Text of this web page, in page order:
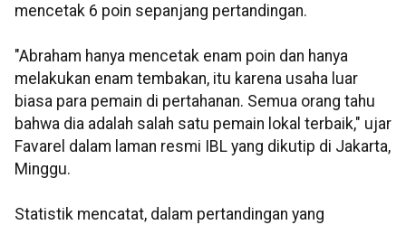
mencetak 6 poin sepanjang pertandingan.
"Abraham hanya mencetak enam poin dan hanya
melakukan enam tembakan, itu karena usaha luar
biasa para pemain di pertahanan. Semua orang tahu
bahwa dia adalah salah satu pemain lokal terbaik," ujar
Favarel dalam laman resmi IBL yang dikutip di Jakarta,
Minggu.
Statistik mencatat, dalam pertandingan yang